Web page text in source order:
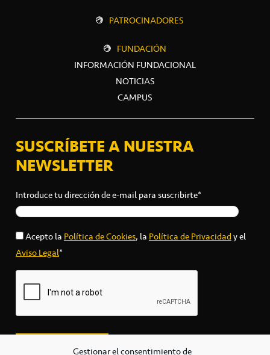
Gestionar el consentimiento de
PATROCINADORES
FUNDACIÓN
INFORMACIÓN FUNDACIONAL
NOTICIAS
CAMPUS
SUSCRÍBETE A NUESTRA
NEWSLETTER
Introduce tu dirección de e-mail para suscribirte*
Acepto laPolítica de Cookies, laPolítica de Privacidady el
Aviso Legal*